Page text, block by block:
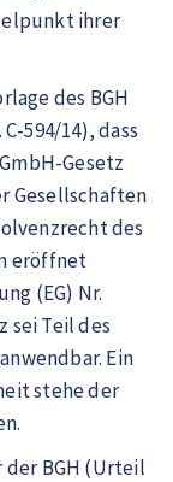
ihrer
des BGH
594/14), dass
Gesetz
Gesellschaften
des
eröffnet
(EG) Nr.
sei Teil des
Ein
stehe der
BGH (Urteil